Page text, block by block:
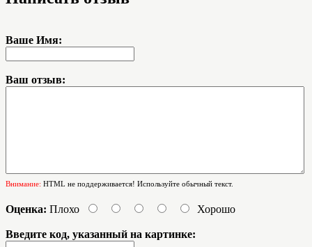
Ваше Имя:
Ваш отзыв:
Внимание: HTML не поддерживается! Используйте обычный текст.
Оценка: Плохо Хорошо
Введите код, указанный на картинке: